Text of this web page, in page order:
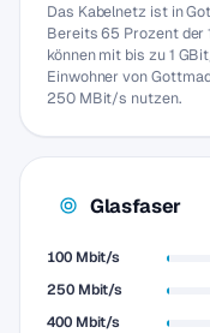
Das Kabelnetz ist in
Bereits 65 Prozent der
können mit bis zu 1
Einwohner von
250 MBit/s nutzen.
Glasfaser
100 Mbit/s
250 Mbit/s
400 Mbit/s